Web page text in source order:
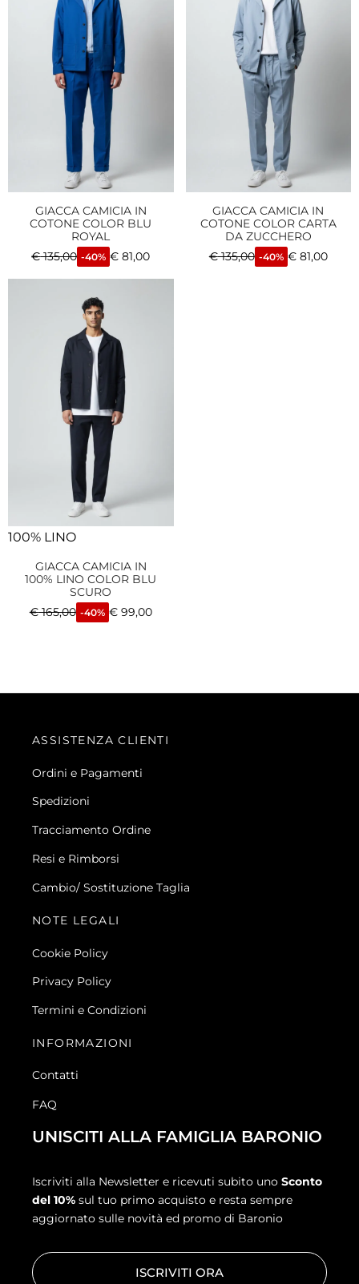
GIACCA CAMICIA IN
COTONE COLOR BLU
ROYAL
€135,00 -40% € 81,00
GIACCA CAMICIA IN
COTONE COLOR CARTA
DA ZUCCHERO
€135,00 -40% €81,00
100% LINO
GIACCA CAMICIA IN
100% LINO COLOR BLU
SCURO
€165,00 -40% €99,00
ASSISTENZA CLIENTI
Ordini e Pagamenti
Spedizioni
Tracciamento Ordine
Resi e Rimborsi
Cambio/ Sostituzione Taglia
NOTE LEGALI
Cookie Policy
Privacy Policy
Termini e Condizioni
INFORMAZIONI
Contatti
FAQ
UNISCITI ALLA FAMIGLIA BARONIO
Iscriviti alla Newsletter e ricevuti subito uno Sconto
del 10% sul tuo primo acquisto e resta sempre
aggiornato sulle novità ed promo di Baronio
ISCRIVITI ORA